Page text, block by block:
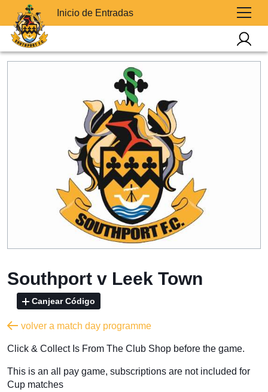
Inicio de Entradas
Southport v Leek Town
Canjear Código
volver a match day programme
​Click & Collect Is From The Club Shop before the game.
​This is an all pay game, subscriptions are not included for
Cup matches